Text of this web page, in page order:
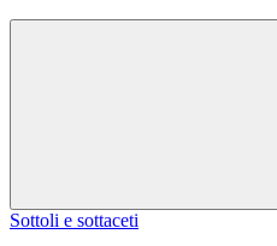
Sottoli e sottaceti